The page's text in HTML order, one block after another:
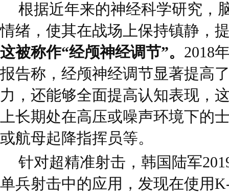
根据近年来的神经科学研究，
情绪，使其在战场上保持镇静，
这被称作“经颅神经调节”。 2018
报告称，经颅神经调节显著提高
力，还能够全面提高认知表现，
上长期处在高压或噪声环境下的
或航母起降指挥员等。
针对超精准射击，韩国陆军
单兵射击中的应用，发现在使用